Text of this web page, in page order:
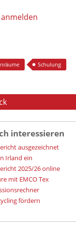
Schulung
interessieren
ausgezeichnet
Irland ein
2025/26 online
mit EMCO Tex
fördern